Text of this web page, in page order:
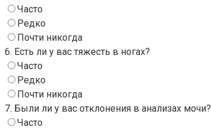
Часто
Редко
Почти никогда
6. Есть ли у вас тяжесть в ногах?
Часто
Редко
Почти никогда
7. Были ли у вас отклонения в анализах мочи?
Часто